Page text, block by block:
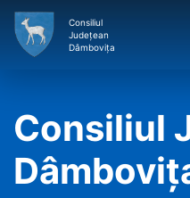
Consiliul
Județean
Dâmbovița
Consiliul